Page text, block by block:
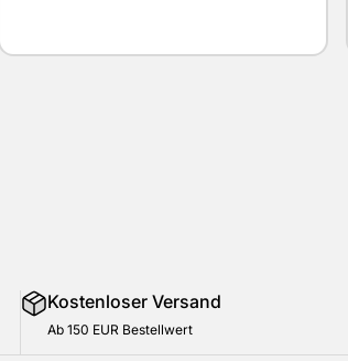
Kostenloser Versand
Ab 150 EUR Bestellwert